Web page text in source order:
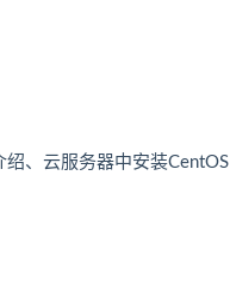
、云服务器中安装CentOS